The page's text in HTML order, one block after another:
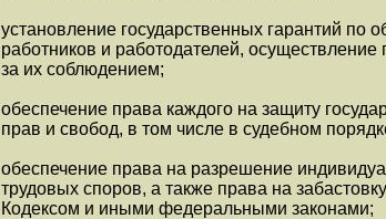
установление государственных гарантий по
работников и работодателей, осуществление
за их соблюдением;
обеспечение права каждого на защиту
прав и свобод, в том числе в судебном
обеспечение права на разрешение
трудовых споров, а также права на
Кодексом и иными федеральными законами;